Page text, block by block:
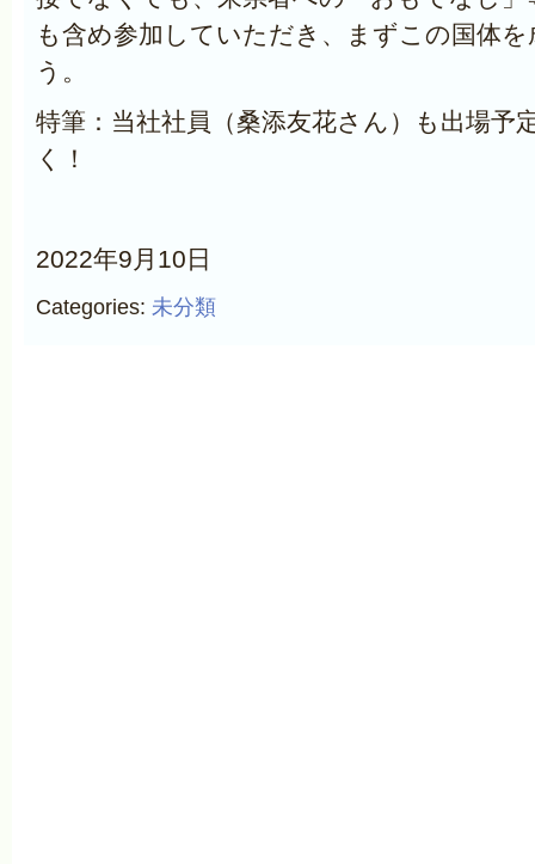
も含め参加していただき、まずこの国体
う。
特筆：当社社員（桑添友花さん）も出場予
く！
2022年9月10日
Categories: 未分類